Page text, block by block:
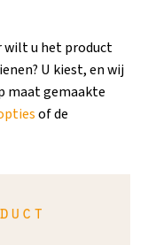
wilt u het product
U kiest, en wij
maat gemaakte
of de